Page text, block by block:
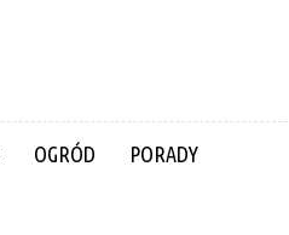
OGRÓD PORADY